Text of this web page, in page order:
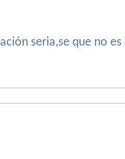
seria,se que no